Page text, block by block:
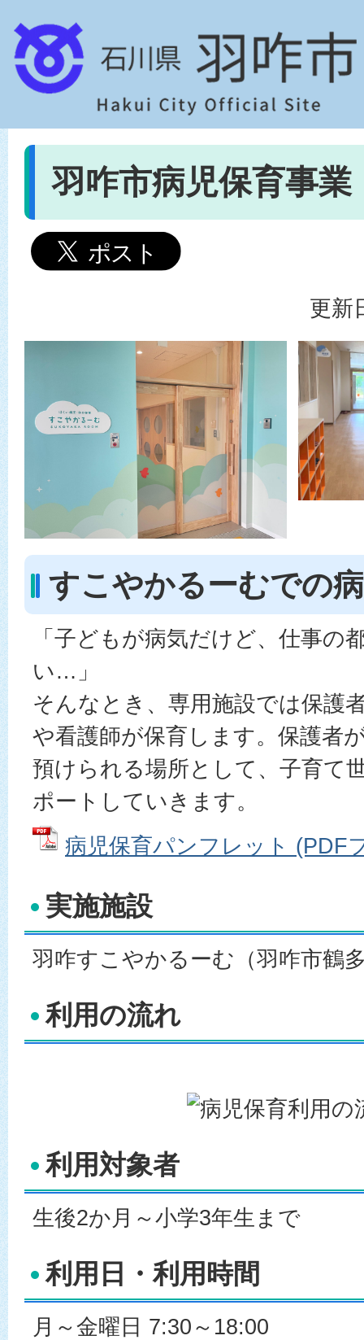
羽咋市病児保育事業
更新
すこやかるーむでの
「子どもが病気だけど、仕事の
い…」
そんなとき、専用施設では保護
や看護師が保育します。保護者
預けられる場所として、子育て
ポートしていきます。
病児保育パンフレット (PDF
実施施設
羽咋すこやかるーむ（羽咋市鶴
利用の流れ
利用対象者
生後2か月～小学3年生まで
利用日・利用時間
月～金曜日 7:30～18:00